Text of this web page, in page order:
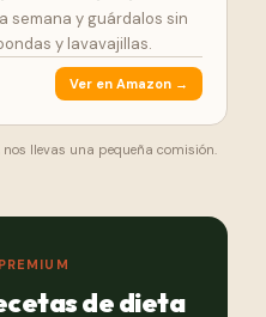
semana y guárdalos sin
y lavavajillas.
Ver en Amazon →
nos llevas una pequeña comisión.
de dieta